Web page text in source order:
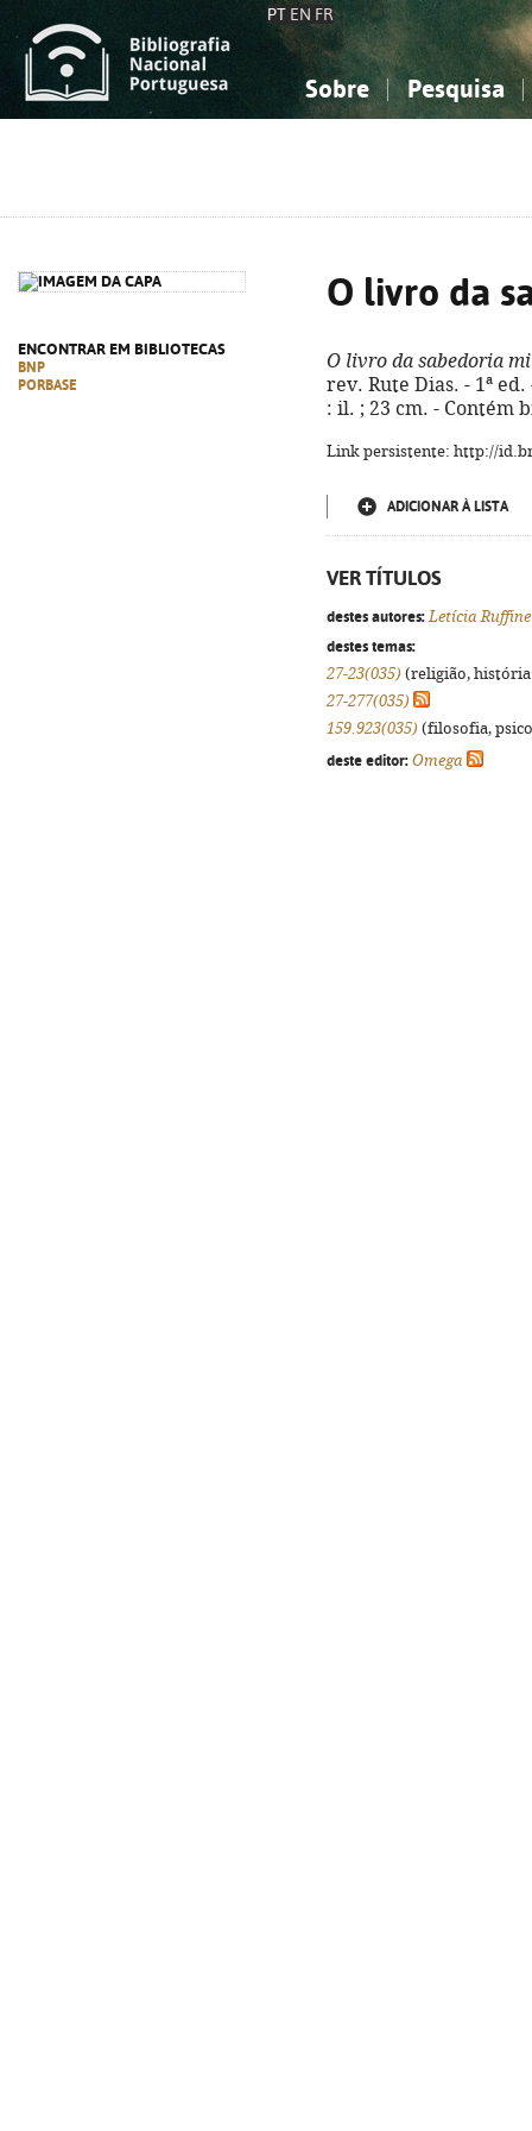
PT EN FR
Sobre Pesquisa
ENCONTRAR EM BIBLIOTECAS
BNP
PORBASE
O livro da
O livro da sabedoria
rev. Rute Dias. - 1ª
: il. ; 23 cm. - Contém
Link persistente: http://
ADICIONAR À LISTA
VER TÍTULOS
destes autores: Letícia
destes temas:
27-23(035) (religião,
27-277(035)
159.923(035) (filosofia,
deste editor: Omega